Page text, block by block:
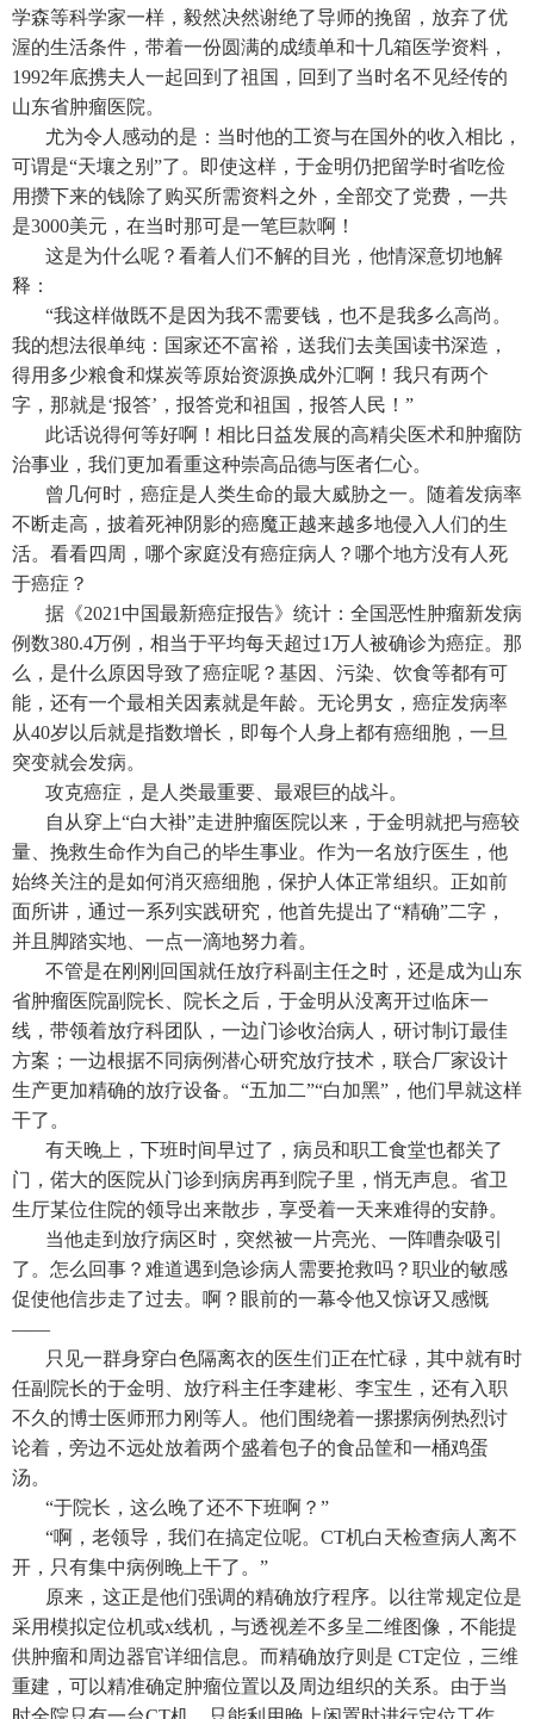
学森等科学家一样，毅然决然谢绝了导师的挽留，放弃了优
渥的生活条件，带着一份圆满的成绩单和十几箱医学资料，
1992年底携夫人一起回到了祖国，回到了当时名不见经传的
山东省肿瘤医院。
尤为令人感动的是：当时他的工资与在国外的收入相比，
可谓是“天壤之别”了。即使这样，于金明仍把留学时省吃俭
用攒下来的钱除了购买所需资料之外，全部交了党费，一共
是3000美元，在当时那可是一笔巨款啊！
这是为什么呢？看着人们不解的目光，他情深意切地解
释：
“我这样做既不是因为我不需要钱，也不是我多么高尚。
我的想法很单纯：国家还不富裕，送我们去美国读书深造，
得用多少粮食和煤炭等原始资源换成外汇啊！我只有两个
字，那就是‘报答’，报答党和祖国，报答人民！”
此话说得何等好啊！相比日益发展的高精尖医术和肿瘤防
治事业，我们更加看重这种崇高品德与医者仁心。
曾几何时，癌症是人类生命的最大威胁之一。随着发病率
不断走高，披着死神阴影的癌魔正越来越多地侵入人们的生
活。看看四周，哪个家庭没有癌症病人？哪个地方没有人死
于癌症？
据《2021中国最新癌症报告》统计：全国恶性肿瘤新发病
例数380.4万例，相当于平均每天超过1万人被确诊为癌症。那
么，是什么原因导致了癌症呢？基因、污染、饮食等都有可
能，还有一个最相关因素就是年龄。无论男女，癌症发病率
从40岁以后就是指数增长，即每个人身上都有癌细胞，一旦
突变就会发病。
攻克癌症，是人类最重要、最艰巨的战斗。
自从穿上“白大褂”走进肿瘤医院以来，于金明就把与癌较
量、挽救生命作为自己的毕生事业。作为一名放疗医生，他
始终关注的是如何消灭癌细胞，保护人体正常组织。正如前
面所讲，通过一系列实践研究，他首先提出了“精确”二字，
并且脚踏实地、一点一滴地努力着。
不管是在刚刚回国就任放疗科副主任之时，还是成为山东
省肿瘤医院副院长、院长之后，于金明从没离开过临床一
线，带领着放疗科团队，一边门诊收治病人，研讨制订最佳
方案；一边根据不同病例潜心研究放疗技术，联合厂家设计
生产更加精确的放疗设备。“五加二”“白加黑”，他们早就这样
干了。
有天晚上，下班时间早过了，病员和职工食堂也都关了
门，偌大的医院从门诊到病房再到院子里，悄无声息。省卫
生厅某位住院的领导出来散步，享受着一天来难得的安静。
当他走到放疗病区时，突然被一片亮光、一阵嘈杂吸引
了。怎么回事？难道遇到急诊病人需要抢救吗？职业的敏感
促使他信步走了过去。啊？眼前的一幕令他又惊讶又感慨
——
只见一群身穿白色隔离衣的医生们正在忙碌，其中就有时
任副院长的于金明、放疗科主任李建彬、李宝生，还有入职
不久的博士医师邢力刚等人。他们围绕着一摞摞病例热烈讨
论着，旁边不远处放着两个盛着包子的食品筐和一桶鸡蛋
汤。
“于院长，这么晚了还不下班啊？”
“啊，老领导，我们在搞定位呢。CT机白天检查病人离不
开，只有集中病例晚上干了。”
原来，这正是他们强调的精确放疗程序。以往常规定位是
采用模拟定位机或x线机，与透视差不多呈二维图像，不能提
供肿瘤和周边器官详细信息。而精确放疗则是 CT定位，三维
重建，可以精准确定肿瘤位置以及周边组织的关系。由于当